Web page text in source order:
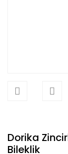
Dorika
Bileklik